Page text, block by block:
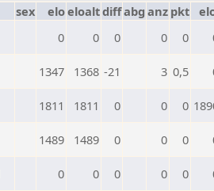
sex eloeloaltdiffabg anz pkt
0 0 0 0 0
1347 1368 -21 3 0,5
1811 1811 0 0 0
1489 1489 0 0 0
0 0 0 0 0